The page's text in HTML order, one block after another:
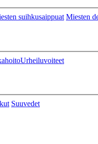
suihkusaippuat Miesten
Urheiluvoiteet
Suuvedet